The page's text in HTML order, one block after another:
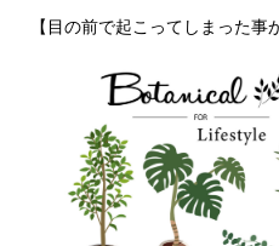
【目の前で起こってしまった事